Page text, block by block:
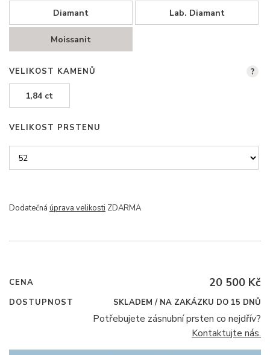
Diamant Lab. Diamant
Moissanit
VELIKOST KAMENŮ
1,84 ct
?
VELIKOST PRSTENU
Dodatečná úprava velikosti ZDARMA
CENA 20 500 Kč
DOSTUPNOST SKLADEM / NA ZAKÁZKU DO 15 DNŮ
Potřebujete zásnubní prsten co nejdřív?
Kontaktujte nás.